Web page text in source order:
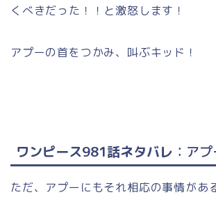
くべきだった！！と激怒します！
アプーの首をつかみ、叫ぶキッド！
ワンピース981話ネタバレ ：ア
ただ、アプーにもそれ相応の事情があ